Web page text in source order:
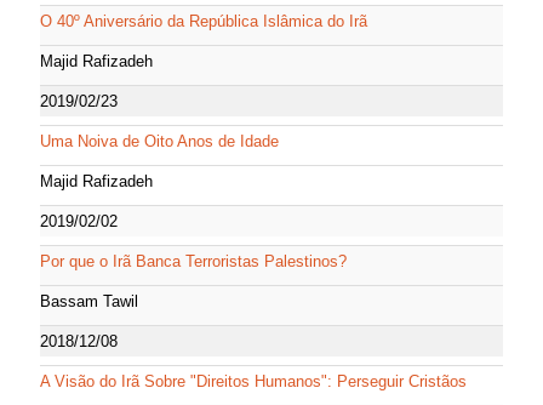
O 40º Aniversário da República Islâmica do Irã
Majid Rafizadeh
2019/02/23
Uma Noiva de Oito Anos de Idade
Majid Rafizadeh
2019/02/02
Por que o Irã Banca Terroristas Palestinos?
Bassam Tawil
2018/12/08
A Visão do Irã Sobre "Direitos Humanos": Perseguir Cristãos